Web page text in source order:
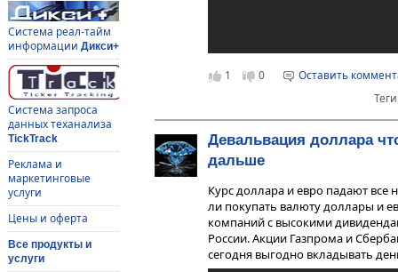
Система реал-тайм
информации Дикси+
Система запроса
данных теханализа
TickTrack
Реклама и
маркетинговые
услуги
Цены и оферта
Все продукты и
услуги
1 0
Оставить
Девальвация доллара
дальше
Курс доллара и евро падают все
ли покупать валюту доллары и
компаний с высокими
России. Акции Газпрома и
сегодня выгодно вкладывать